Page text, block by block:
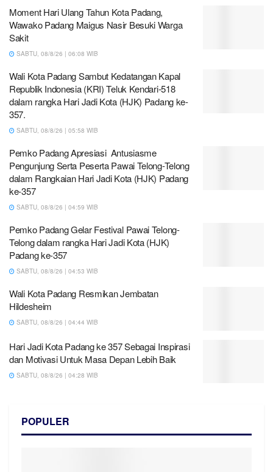
Moment Hari Ulang Tahun Kota Padang,
Wawako Padang Maigus Nasir Besuki Warga
Sakit
SABTU, 08/8/26 | 06:08 WIB
Wali Kota Padang Sambut Kedatangan Kapal
Republik Indonesia (KRI) Teluk Kendari-518
dalam rangka Hari Jadi Kota (HJK) Padang ke-
357.
SABTU, 08/8/26 | 05:58 WIB
Pemko Padang Apresiasi Antusiasme
Pengunjung Serta Peserta Pawai Telong-Telong
dalam Rangkaian Hari Jadi Kota (HJK) Padang
ke-357
SABTU, 08/8/26 | 04:59 WIB
Pemko Padang Gelar Festival Pawai Telong-
Telong dalam rangka Hari Jadi Kota (HJK)
Padang ke-357
SABTU, 08/8/26 | 04:53 WIB
Wali Kota Padang Resmikan Jembatan
Hildesheim
SABTU, 08/8/26 | 04:44 WIB
Hari Jadi Kota Padang ke 357 Sebagai Inspirasi
dan Motivasi Untuk Masa Depan Lebih Baik
SABTU, 08/8/26 | 04:28 WIB
POPULER